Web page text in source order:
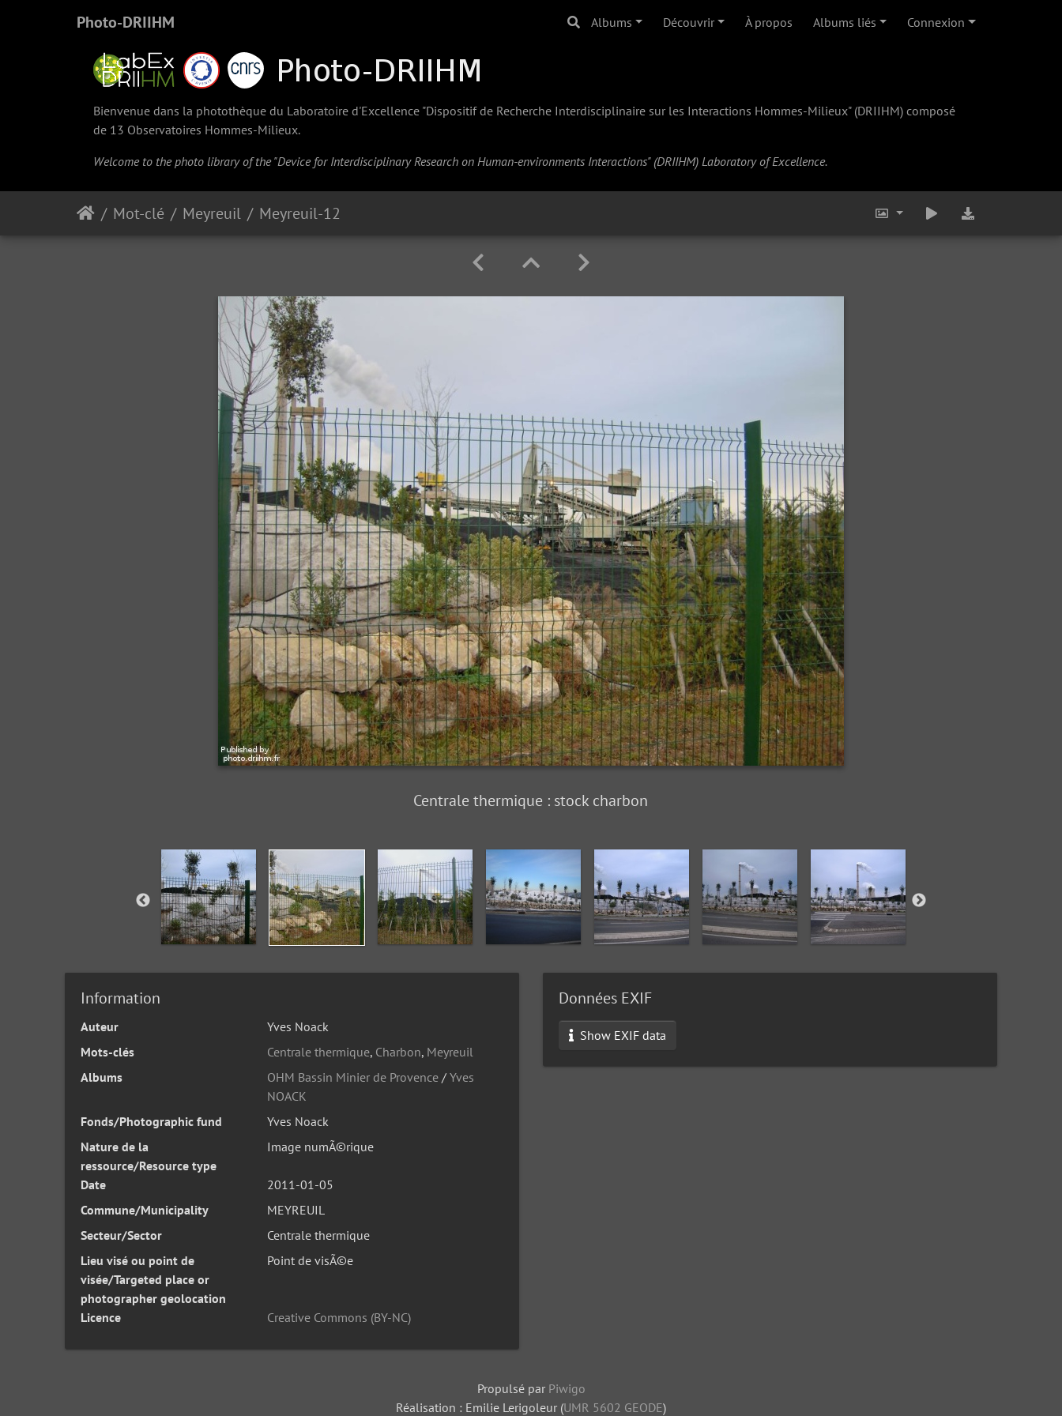
Photo-DRIIHM Albums Découvrir À propos Albums liés Connexion
Bienvenue dans la photothèque du Laboratoire d'Excellence "Dispositif de Recherche Interdisciplinaire sur les Interactions Hommes-Milieux" (DRIIHM) composé
de 13 Observatoires Hommes-Milieux.
Welcome to the photo library of the "Device for Interdisciplinary Research on Human-environments Interactions" (DRIIHM) Laboratory of Excellence.
Mot-clé Meyreuil Meyreuil-12
Centrale thermique : stock charbon
Information
Auteur
Yves Noack
Mots-clés
Centrale thermique, Charbon, Meyreuil
Albums
OHM Bassin Minier de Provence/ Yves
NOACK
Fonds/Photographic fund
Yves Noack
Nature de la
ressource/Resource type
Image numÃ©rique
Date
2011-01-05
Commune/Municipality
MEYREUIL
Secteur/Sector
Centrale thermique
Lieu visé ou point de
visée/Targeted place or
photographer geolocation
Point de visÃ©e
Licence Creative Commons (BY-NC)
Données EXIF
Show EXIF data
Propulsé par Piwigo
Réalisation : Emilie Lerigoleur (UMR 5602 GEODE)